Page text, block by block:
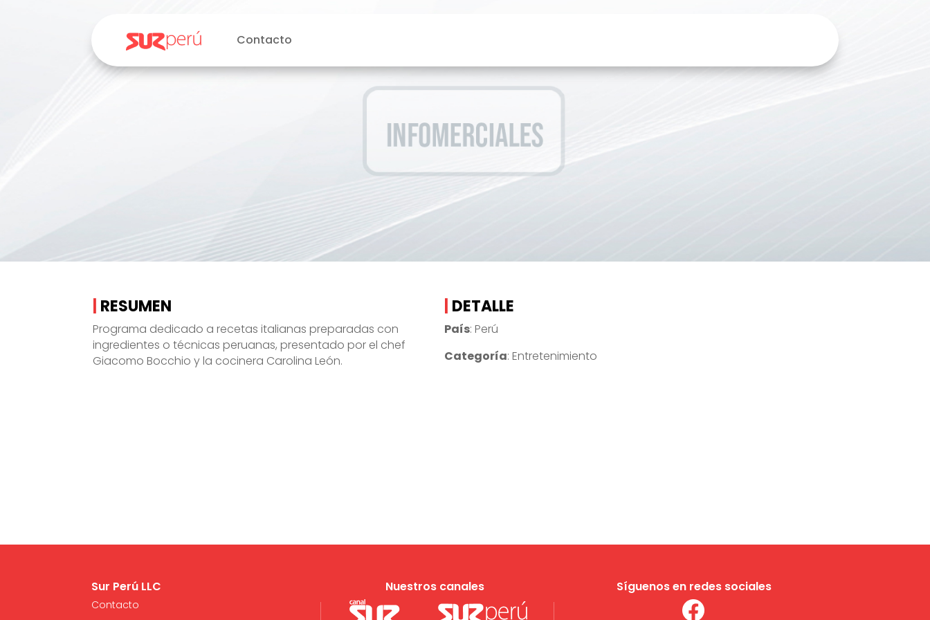
Contacto
RESUMEN
Programa dedicado a recetas italianas preparadas con
ingredientes o técnicas peruanas, presentado por el chef
Giacomo Bocchio y la cocinera Carolina León.
DETALLE
País: Perú
Categoría: Entretenimiento
Sur Perú LLC
Contacto
Nuestros canales Síguenos en redes sociales